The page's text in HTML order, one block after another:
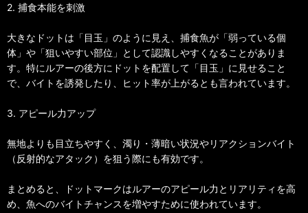
2. 捕食本能を刺激
大きなドットは「目玉」のように見え、捕食魚が「弱っている個
体」や「狙いやすい部位」として認識しやすくなることがありま
す。特にルアーの後方にドットを配置して「目玉」に見せること
で、バイトを誘発したり、ヒット率が上がるとも言われています。
3. アピール力アップ
無地よりも目立ちやすく、濁り・薄暗い状況やリアクションバイト
（反射的なアタック）を狙う際にも有効です。
まとめると、ドットマークはルアーのアピール力とリアリティを高
め、魚へのバイトチャンスを増やすために使われています。